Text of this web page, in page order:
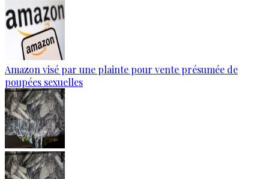
Amazon visé par une plainte pour vente présumée de
poupées sexuelles